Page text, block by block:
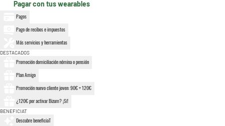
Pagar con tus wearables
Pagos
Pago de recibos e impuestos
Más servicios y herramientas
DESTACADOS
Promoción domiciliación nómina o pensión
Plan Amigo
Promoción nuevo cliente joven: 90€ + 120€
¿120€ por activar Bizum? ¡Sí!
BENEFICIAT
Descubre beneficiaT